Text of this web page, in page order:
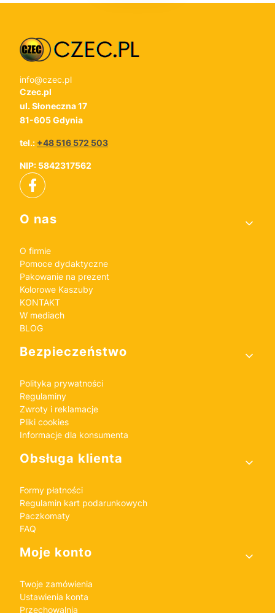
info@czec.pl
Czec.pl
ul. Słoneczna 17
81-605 Gdynia
tel.: +48 516 572 503
NIP: 5842317562
Linki w stopce
O nas
O firmie
Pomoce dydaktyczne
Pakowanie na prezent
Kolorowe Kaszuby
KONTAKT
W mediach
BLOG
Bezpieczeństwo
Polityka prywatności
Regulaminy
Zwroty i reklamacje
Pliki cookies
Informacje dla konsumenta
Obsługa klienta
Formy płatności
Regulamin kart podarunkowych
Paczkomaty
FAQ
Moje konto
Twoje zamówienia
Ustawienia konta
Przechowalnia